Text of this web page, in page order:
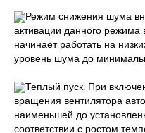
Режим снижения шума
активации данного режима
начинает работать на
уровень шума до
Теплый пуск. При
вращения вентилятора
наименьшей до
соответствии с ростом